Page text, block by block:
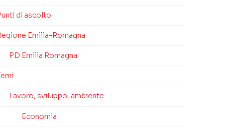
di ascolto
Emilia-Romagna
PD Emilia Romagna
Lavoro, sviluppo, ambiente
Economia